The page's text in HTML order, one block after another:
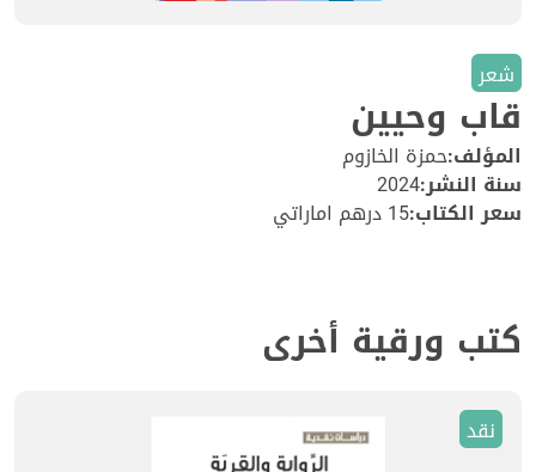
شعر
قاب وحيين
المؤلف:حمزة الخازوم
سنة النشر:2024
سعر الكتاب:15 درهم اماراتي
كتب ورقية أخرى
نقد